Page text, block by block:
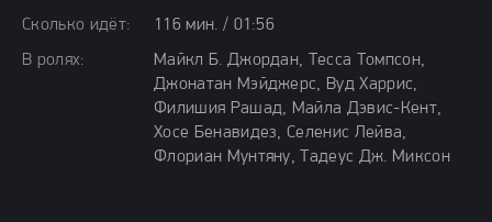
Сколько идёт:
116 мин. / 01:56
В ролях:
Майкл Б. Джордан, Тесса Томпсон,
Джонатан Мэйджерс, Вуд Харрис,
Филишия Рашад, Майла Дэвис-Кент,
Хосе Бенавидез, Селенис Лейва,
Флориан Мунтяну, Тадеус Дж. Миксон